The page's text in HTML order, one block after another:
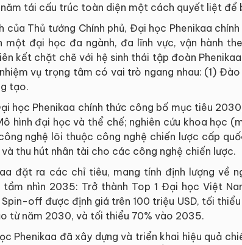
năm tái cấu trúc toàn diện một cách quyết liệt để
của Thủ tướng Chính phủ, Đại học Phenikaa
một đại học đa ngành, đa lĩnh vực, vận hành
kết chặt chẽ với hệ sinh thái tập đoàn
vụ trọng tâm có vai trò ngang nhau: (1)
tạo.
học Phenikaa chính thức công bố mục tiêu
hình đại học và thể chế; nghiên cứu khoa học
nghệ lõi thuộc công nghệ chiến lược cấp
thu hút nhân tài cho các công nghệ chiến lược.
đặt ra các chỉ tiêu, mang tính định lượng về
nhìn 2035: Trở thành Top 1 Đại học Việt
off được định giá trên 100 triệu USD, tối
từ năm 2030, và tối thiểu 70% vào 2035.
Phenikaa đã xây dựng và triển khai hiệu quả